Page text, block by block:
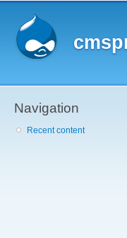
Navigation
Recent content